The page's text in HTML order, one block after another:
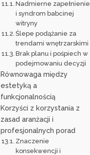
Nadmierne zapełnienie
i syndrom babcinej
witryny
Ślepe podążanie za
trendami wnętrzarskimi
Brak planu i pośpiech w
podejmowaniu decyzji
Równowaga między
estetyką a
funkcjonalnością
Korzyści z korzystania z
zasad aranżacji i
profesjonalnych porad
Znaczenie
konsekwencji i